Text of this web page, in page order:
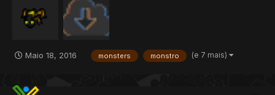
Contra: Fogo Energia Gelo Neutro Contra: Físic...
Maio 18, 2016 monsters monstro (e 7 mais)